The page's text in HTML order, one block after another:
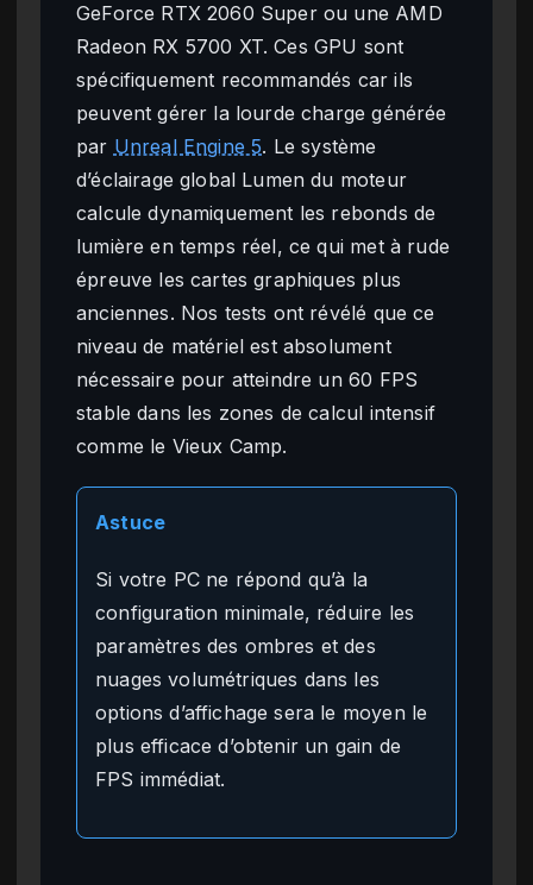
GeForce RTX 2060 Super ou une AMD
Radeon RX 5700 XT. Ces GPU sont
spécifiquement recommandés car ils
peuvent gérer la lourde charge générée
par Unreal Engine 5. Le système
d’éclairage global Lumen du moteur
calcule dynamiquement les rebonds de
lumière en temps réel, ce qui met à rude
épreuve les cartes graphiques plus
anciennes. Nos tests ont révélé que ce
niveau de matériel est absolument
nécessaire pour atteindre un 60 FPS
stable dans les zones de calcul intensif
comme le Vieux Camp.
Astuce
Si votre PC ne répond qu’à la
configuration minimale, réduire les
paramètres des ombres et des
nuages volumétriques dans les
options d’affichage sera le moyen le
plus efficace d’obtenir un gain de
FPS immédiat.